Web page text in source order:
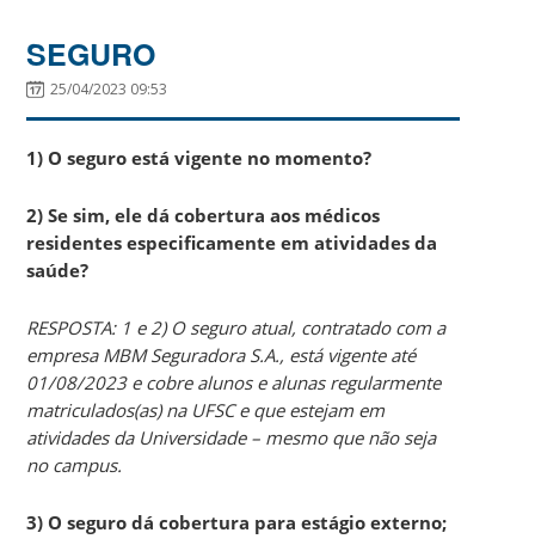
SEGURO
25/04/2023 09:53
1) O seguro está vigente no momento?
2) Se sim, ele dá cobertura aos médicos
residentes especificamente em atividades da
saúde?
RESPOSTA: 1 e 2) O seguro atual, contratado com a
empresa MBM Seguradora S.A., está vigente até
01/08/2023 e cobre alunos e alunas regularmente
matriculados(as) na UFSC e que estejam em
atividades da Universidade – mesmo que não seja
no campus.
3) O seguro dá cobertura para estágio externo;